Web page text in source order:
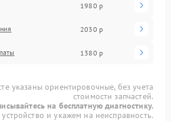
1980 р
2030 р
1380 р
указаны ориентировочные, без учета
стоимости запчастей.
на бесплатную диагностику.
и укажем на неисправность.